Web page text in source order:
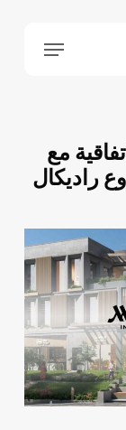
Menu
مع
راديكال